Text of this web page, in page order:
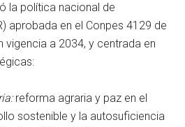
la política nacional de
aprobada en el Conpes 4129 de
vigencia a 2034, y centrada en
reforma agraria y paz en el
sostenible y la autosuficiencia